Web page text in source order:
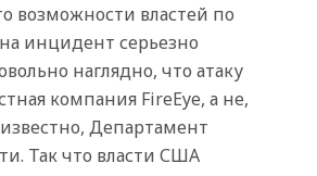
возможности властей по
инцидент серьезно
наглядно, что атаку
компания FireEye, а не,
Департамент
Так что власти США